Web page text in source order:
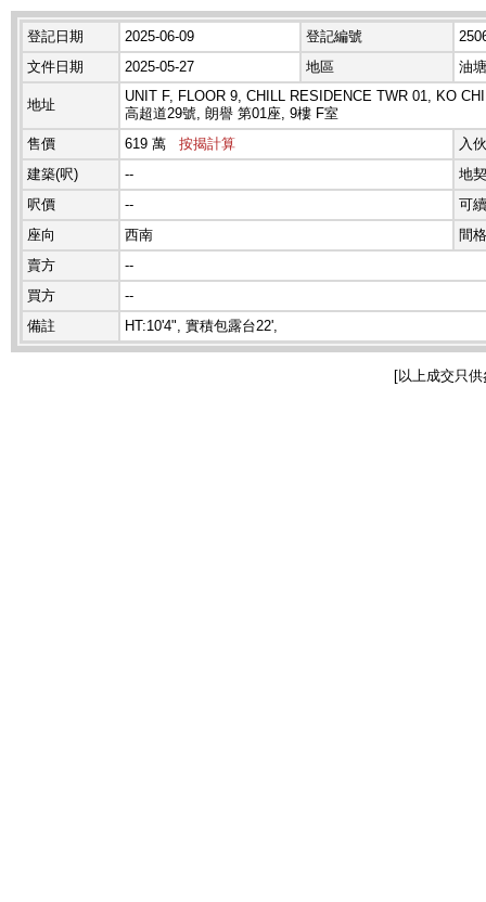
登記日期 2025-06-09 登記編號
文件日期
2025-05-27 地區 油塘
地址
UNIT F, FLOOR 9, CHILL RESIDENCE TWR 01, KO
高超道29號, 朗譽 第01座, 9樓 F室
售價
619 萬 按揭計算
入
建築(呎)
--
地
呎價
--
可
座向
西南
間格
賣方
--
買方
--
備註
HT:10'4", 實積包露台22',
[以上成交只